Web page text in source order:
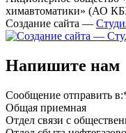
химавтоматики» (АО
Создание сайта —
Напишите нам
Сообщение отправить в:
Общая приемная
Отдел связи с